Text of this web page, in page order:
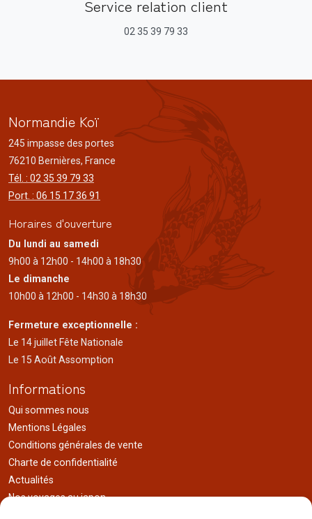
Service relation client
02 35 39 79 33
Normandie Koï
245 impasse des portes
76210 Bernières, France
Tél. : 02 35 39 79 33
Port. : 06 15 17 36 91
Horaires d'ouverture
Du lundi au samedi
9h00 à 12h00 - 14h00 à 18h30
Le dimanche
10h00 à 12h00 - 14h30 à 18h30
Fermeture exceptionnelle :
Le 14 juillet Fête Nationale
Le 15 Août Assomption
Informations
Qui sommes nous
Mentions Légales
Conditions générales de vente
Charte de confidentialité
Actualités
Nos voyages au japon